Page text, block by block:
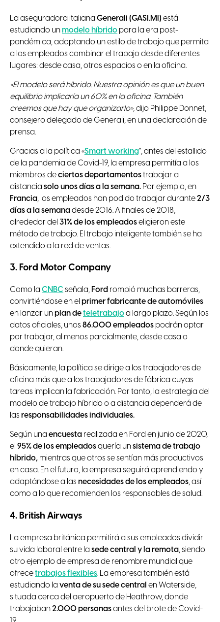
La aseguradora italiana Generali (GASI.MI)está
estudiando unmodelo híbrido para la era post-
pandémica, adoptando un estilo de trabajo que permita
a los empleados combinar el trabajo desde diferentes
lugares: desde casa, otros espacios o en la oficina.
«El modelo será híbrido. Nuestra opinión es que un buen
equilibrio implicaría un 60% en la oficina. También
creemos que hay que organizarlo», dijo Philippe Donnet,
consejero delegado de Generali, en una declaración de
prensa.
Gracias a la política «Smart working”, antes del estallido
de la pandemia de Covid-19, la empresa permitía a los
miembros deciertos departamentostrabajar a
distancia solo unos días a la semana. Por ejemplo, en
Francia, los empleados han podido trabajar durante2/3
días a la semanadesde 2016. A finales de 2018,
alrededor del 31% de los empleadoseligieron este
método de trabajo. El trabajo inteligente también se ha
extendido a la red de ventas.
3. Ford Motor Company
Como la CNBC señala, Ford rompió muchas barreras,
convirtiéndose en el primer fabricante de automóviles
en lanzar unplan deteletrabajoa largo plazo. Según los
datos oficiales, unos 86.000 empleados podrán optar
por trabajar, al menos parcialmente, desde casa o
donde quieran.
Básicamente, la política se dirige a los trabajadores de
oficina más que a los trabajadores de fábrica cuyas
tareas implican la fabricación. Por tanto, la estrategia del
modelo de trabajo híbrido o a distancia dependerá de
las responsabilidades individuales.
Según una encuesta realizada en Ford en junio de 2020,
el 95% de los empleadosquería unsistema de trabajo
híbrido, mientras que otros se sentían más productivos
en casa. En el futuro, la empresa seguirá aprendiendo y
adaptándose a las necesidades de los empleados, así
como a lo que recomienden los responsables de salud.
4. British Airways
La empresa británica permitirá a sus empleados dividir
su vida laboral entre la sede central y la remota, siendo
otro ejemplo de empresa de renombre mundial que
ofrecetrabajos flexibles. La empresa también está
estudiando la venta de su sede central en Waterside,
situada cerca del aeropuerto de Heathrow, donde
trabajaban2.000 personasantes del brote de Covid-